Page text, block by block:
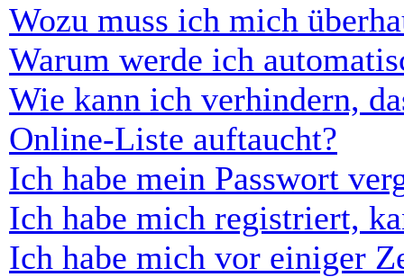
Wozu muss ich mich
Warum werde ich
Wie kann ich verhindern,
Online-Liste auftaucht?
Ich habe mein Passwort
Ich habe mich registriert,
Ich habe mich vor einiger